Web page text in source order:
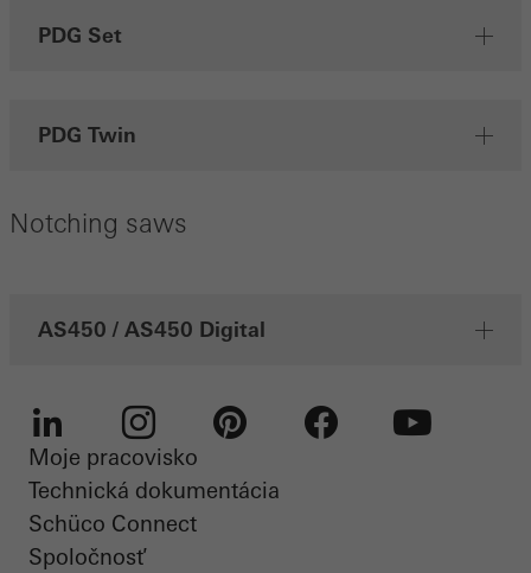
PDG Set
PDG Twin
Notching saws
AS450 / AS450 Digital
LinkedIn Instagram
Moje pracovisko
Technická dokumentácia
Schüco Connect
Spoločnosť
Marketingové Cookies sú používané tretími osobami z dôvodu